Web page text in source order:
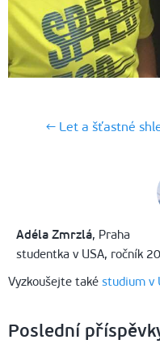
← Let a šťastné
Adéla Zmrzlá, Praha
studentka v USA, ročník
Vyzkoušejte také studium v
Poslední